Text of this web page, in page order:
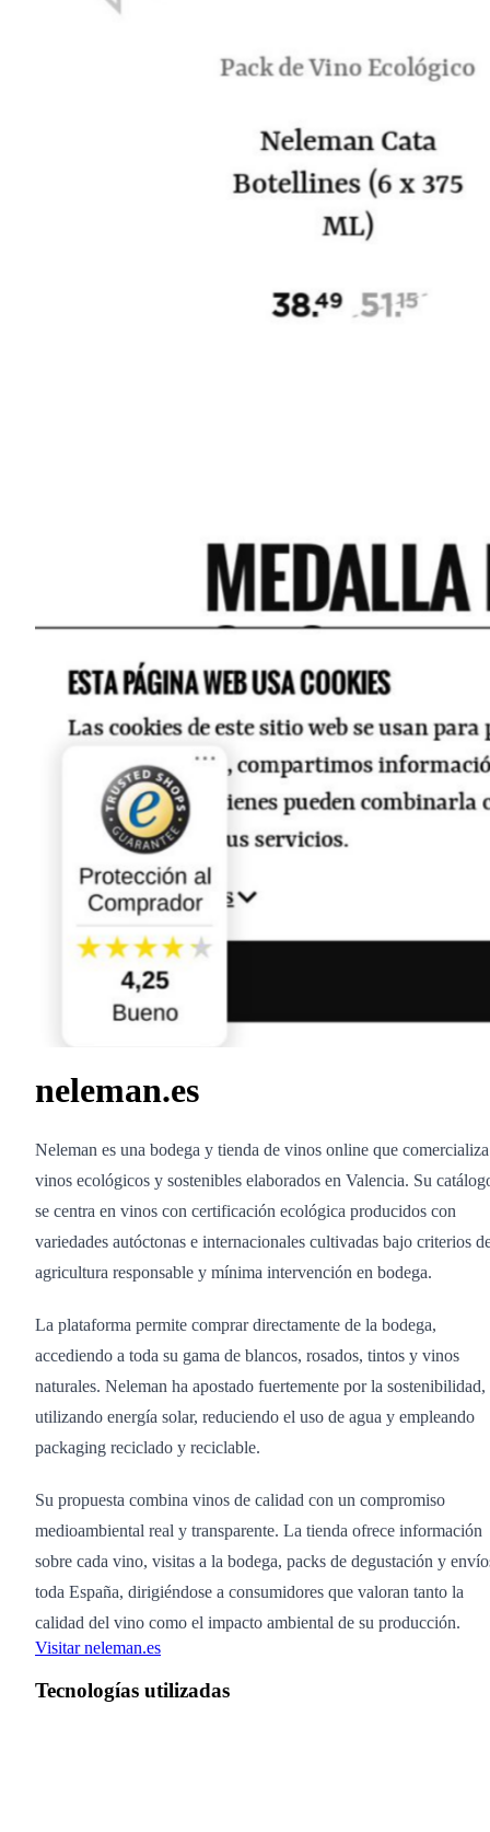
neleman.es
Neleman es una bodega y tienda de vinos online que comercializa
vinos ecológicos y sostenibles elaborados en Valencia. Su
se centra en vinos con certificación ecológica producidos con
variedades autóctonas e internacionales cultivadas bajo criterios
agricultura responsable y mínima intervención en bodega.
La plataforma permite comprar directamente de la bodega,
accediendo a toda su gama de blancos, rosados, tintos y vinos
naturales. Neleman ha apostado fuertemente por la sostenibilidad,
utilizando energía solar, reduciendo el uso de agua y empleando
packaging reciclado y reciclable.
Su propuesta combina vinos de calidad con un compromiso
medioambiental real y transparente. La tienda ofrece información
sobre cada vino, visitas a la bodega, packs de degustación y
toda España, dirigiéndose a consumidores que valoran tanto la
calidad del vino como el impacto ambiental de su producción.
Visitar neleman.es
Tecnologías utilizadas